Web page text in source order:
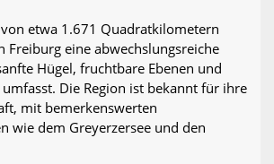
etwa 1.671 Quadratkilometern
Freiburg eine abwechslungsreiche
Hügel, fruchtbare Ebenen und
umfasst. Die Region ist bekannt für ihre
mit bemerkenswerten
wie dem Greyerzersee und den